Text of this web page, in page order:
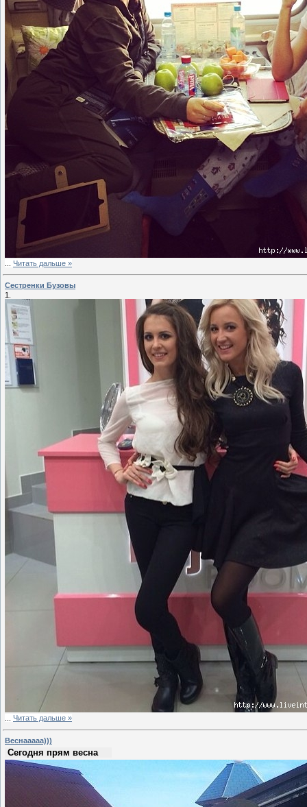
Читать дальше »
Сестренки Бузовы
1.
Читать дальше »
Веснааааа)))
Сегодня прям весна